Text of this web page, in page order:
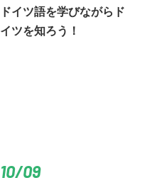
ドイツ語を学びながらド
イツを知ろう！
10/09